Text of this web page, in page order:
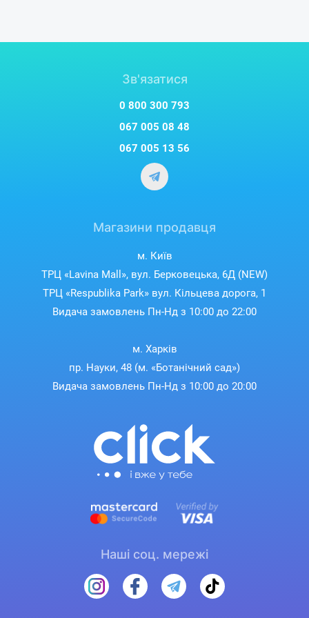
Зв'язатися
0 800 300 793
067 005 08 48
067 005 13 56
Магазини продавця
м. Київ
ТРЦ «Lavina Mall», вул. Берковецька, 6Д (NEW)
ТРЦ «Respublika Park» вул. Кільцева дорога, 1
Видача замовлень Пн-Нд з 10:00 до 22:00
м. Харків
пр. Науки, 48 (м. «Ботанічний сад»)
Видача замовлень Пн-Нд з 10:00 до 20:00
Наші соц. мережі